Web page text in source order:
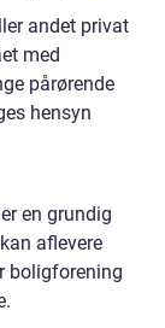
andet privat
med
pårørende
hensyn
en grundig
aflevere
boligforening